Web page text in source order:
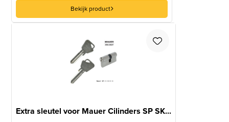
Bekijk product
Extra sleutel voor Mauer Cilinders SP SK...